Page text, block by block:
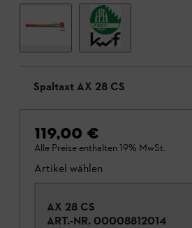
Spaltaxt AX 28 CS
119,00 €
Alle Preise enthalten 19% MwSt.
Artikel wählen
AX 28 CS
ART.-NR. 00008812014